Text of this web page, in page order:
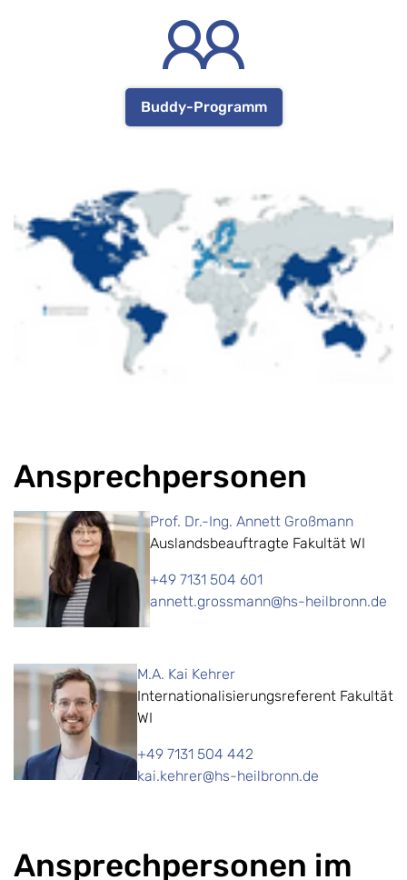
Buddy-Programm
Ansprechpersonen
Prof. Dr.-Ing. Annett Großmann
Auslandsbeauftragte Fakultät WI
+49 7131 504 601
annett.grossmann@hs-heilbronn.de
M.A. Kai Kehrer
Internationalisierungsreferent Fakultät
WI
+49 7131 504 442
kai.kehrer@hs-heilbronn.de
Ansprechpersonen im